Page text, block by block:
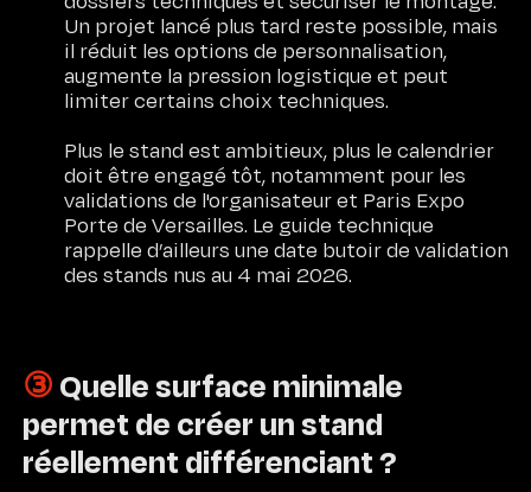
Un projet lancé plus tard reste possible, mais
il réduit les options de personnalisation,
augmente la pression logistique et peut
limiter certains choix techniques.
Plus le stand est ambitieux, plus le calendrier
doit être engagé tôt, notamment pour les
validations de l'organisateur et Paris Expo
Porte de Versailles. Le guide technique
rappelle d’ailleurs une date butoir de validation
des stands nus au 4 mai 2026.
③ Quelle surface minimale
permet de créer un stand
réellement différenciant ?